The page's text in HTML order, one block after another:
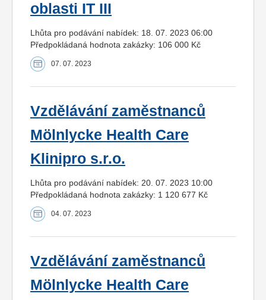
oblasti IT III
Lhůta pro podávání nabídek: 18. 07. 2023 06:00
Předpokládaná hodnota zakázky: 106 000 Kč
07. 07. 2023
Vzdělávání zaměstnanců
Mölnlycke Health Care
Klinipro s.r.o.
Lhůta pro podávání nabídek: 20. 07. 2023 10:00
Předpokládaná hodnota zakázky: 1 120 677 Kč
04. 07. 2023
Vzdělávání zaměstnanců
Mölnlycke Health Care